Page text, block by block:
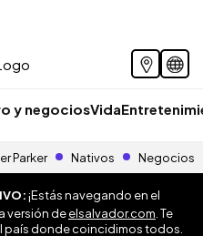
y negociosVida
Parker Nativos Negocios
¡Estás navegando en el
versión deelsalvador.com . Te
país donde coincidimos todos.